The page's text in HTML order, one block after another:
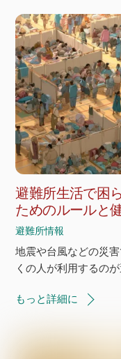
避難所生活で困
ためのルールと
避難所情報
地震や台風などの災
くの人が利用するの
もっと詳細に